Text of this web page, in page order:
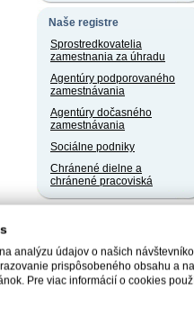
Naše registre
Sprostredkovatelia
zamestnania za úhradu
Agentúry podporovaného
zamestnávania
Agentúry dočasného
zamestnávania
Sociálne podniky
Chránené dielne a
chránené pracoviská
analýzu údajov o našich
prispôsobeného obsahu a
Pre viac informácií o cookies